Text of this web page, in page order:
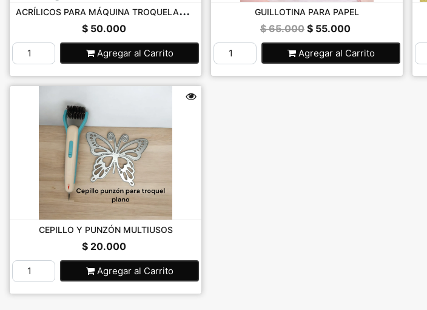
A
CRÍLICOS PARA MÁQUINA TROQUELADO...
$ 50.000
Agregar al Carrito
GUILLOTINA PARA PAPEL
$ 65.000 $ 55.000
Agregar al Carrito
CEPILLO Y PUNZÓN MULTIUSOS
$ 20.000
Agregar al Carrito